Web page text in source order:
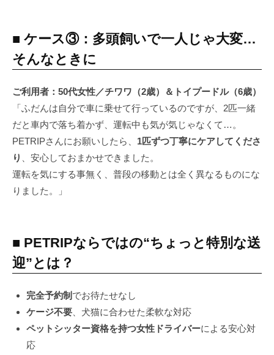
■ ケース③：多頭飼いで一人じゃ大変…
そんなときに
ご利用者：50代女性／チワワ（2歳）＆トイプードル（6歳）
「ふだんは自分で車に乗せて行っているのですが、2匹一緒
だと車内で落ち着かず、運転中も気が気じゃなくて…。
PETRIPさんにお願いしたら、 1匹ずつ丁寧にケアしてくださ
り
、安心しておまかせできました。
運転を気にする事無く、普段の移動とは全く異なるものにな
りました。」
■ PETRIPならではの“ちょっと特別な送
迎”とは？
完全予約制 でお待たせなし
ケージ不要、犬猫に合わせた柔軟な対応
ペットシッター資格を持つ女性ドライバーによる安心対
応